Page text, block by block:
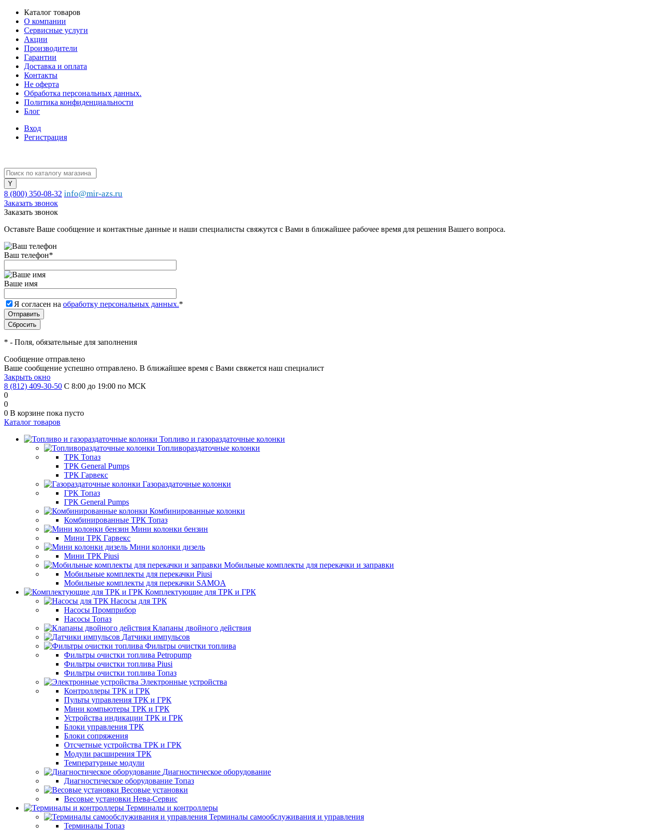
Каталог товаров
О компании
Сервисные услуги
Акции
Производители
Гарантии
Доставка и оплата
Контакты
Не оферта
Обработка персональных данных.
Политика конфиденциальности
Блог
Вход
Регистрация
8 (800) 350-08-32 info@mir-azs.ru
Заказать звонок
Заказать звонок
Оставьте Ваше сообщение и контактные данные и наши специалисты свяжутся с Вами в ближайшее рабочее время для решения Вашего вопроса.
Ваш телефон*
Ваше имя
Я согласен на обработку персональных данных.*
* - Поля, обязательные для заполнения
Сообщение отправлено
Ваше сообщение успешно отправлено. В ближайшее время с Вами свяжется наш специалист
Закрыть окно
8 (812) 409-30-50 С 8:00 до 19:00 по МСК
0
0
0 В корзине пока пусто
Каталог товаров
Топливо и газораздаточные колонки
Топливораздаточные колонки
ТРК Топаз
ТРК General Pumps
ТРК Гарвекс
Газораздаточные колонки
ГРК Топаз
ГРК General Pumps
Комбинированные колонки
Комбинированные ТРК Топаз
Мини колонки бензин
Мини ТРК Гарвекс
Мини колонки дизель
Мини ТРК Piusi
Мобильные комплекты для перекачки и заправки
Мобильные комплекты для перекачки Piusi
Мобильные комплекты для перекачки SAMOA
Комплектующие для ТРК и ГРК
Насосы для ТРК
Насосы Промприбор
Насосы Топаз
Клапаны двойного действия
Датчики импульсов
Фильтры очистки топлива
Фильтры очистки топлива Petropump
Фильтры очистки топлива Piusi
Фильтры очистки топлива Топаз
Электронные устройства
Контроллеры ТРК и ГРК
Пульты управления ТРК и ГРК
Мини компьютеры ТРК и ГРК
Устройства индикации ТРК и ГРК
Блоки управления ТРК
Блоки сопряжения
Отсчетные устройства ТРК и ГРК
Модули расширения ТРК
Температурные модули
Диагностическое оборудование
Диагностическое оборудование Топаз
Весовые установки
Весовые установки Нева-Сервис
Терминалы и контроллеры
Терминалы самообслуживания и управления
Терминалы Топаз